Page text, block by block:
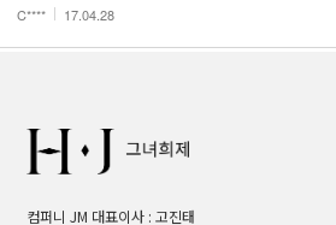
C**** 17.04.28
컴퍼니 JM 대표이사 : 고진태